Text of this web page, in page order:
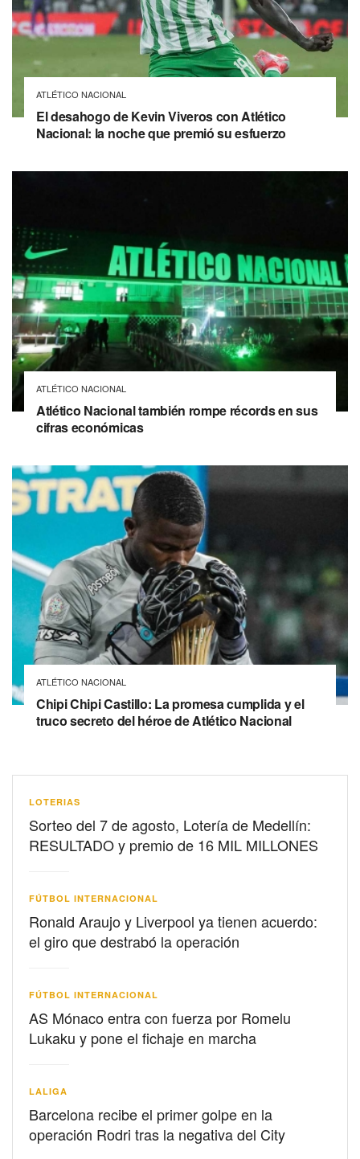
ATLÉTICO NACIONAL
El desahogo de Kevin Viveros con Atlético
Nacional: la noche que premió su esfuerzo
ATLÉTICO NACIONAL
Atlético Nacional también rompe récords en sus
cifras económicas
ATLÉTICO NACIONAL
Chipi Chipi Castillo: La promesa cumplida y el
truco secreto del héroe de Atlético Nacional
LOTERIAS
Sorteo del 7 de agosto, Lotería de Medellín:
RESULTADO y premio de 16 MIL MILLONES
FÚTBOL INTERNACIONAL
Ronald Araujo y Liverpool ya tienen acuerdo:
el giro que destrabó la operación
FÚTBOL INTERNACIONAL
AS Mónaco entra con fuerza por Romelu
Lukaku y pone el fichaje en marcha
LALIGA
Barcelona recibe el primer golpe en la
operación Rodri tras la negativa del City